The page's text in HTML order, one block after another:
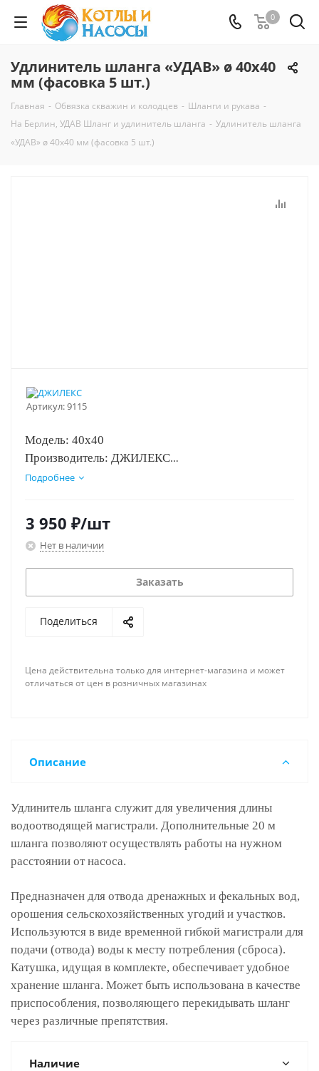
0
Удлинитель шланга «УДАВ» ø 40х40
мм (фасовка 5 шт.)
Главная - Обвязка скважин и колодцев - Шланги и рукава -
На Берлин, УДАВ Шланг и удлинитель шланга - Удлинитель шланга
«УДАВ» ø 40х40 мм (фасовка 5 шт.)
Артикул:9115
Модель: 40х40
Производитель: ДЖИЛЕКС
Артикул: 9115
Подробнее
3 950 ₽/шт
Нет в наличии
Заказать
Поделиться
Цена действительна только для интернет-магазина и может
отличаться от цен в розничных магазинах
Описание
Удлинитель шланга служит для увеличения длины
водоотводящей магистрали. Дополнительные 20 м
шланга позволяют осуществлять работы на нужном
расстоянии от насоса.
Предназначен для отвода дренажных и фекальных вод,
орошения сельскохозяйственных угодий и участков.
Используются в виде временной гибкой магистрали для
подачи (отвода) воды к месту потребления (сброса).
Катушка, идущая в комплекте, обеспечивает удобное
хранение шланга. Может быть использована в качестве
приспособления, позволяющего перекидывать шланг
через различные препятствия.
Наличие